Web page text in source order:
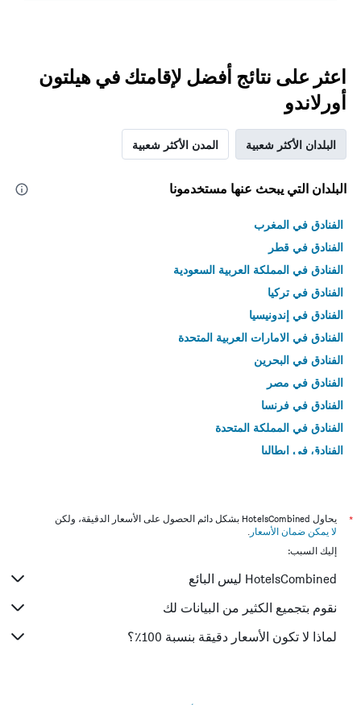
اعثر على نتائج أفضل لإقامتك في هيلتون
أورلاندو
البلدان الأكثر شعبية المدن الأكثر شعبية
البلدان التي يبحث عنها مستخدمونا
الفنادق في المغرب
الفنادق في قطر
الفنادق في المملكة العربية السعودية
الفنادق في تركيا
الفنادق في إندونيسيا
الفنادق في الامارات العربية المتحدة
الفنادق في البحرين
الفنادق في مصر
الفنادق في فرنسا
الفنادق في المملكة المتحدة
الفنادق في إيطاليا
*
يحاول HotelsCombined بشكل دائم الحصول على الأسعار الدقيقة، ولكن
لا يمكن ضمان الأسعار .
إليك السبب:
HotelsCombined ليس البائع
نقوم بتجميع الكثير من البيانات لك
لماذا لا تكون الأسعار دقيقة بنسبة 100٪؟